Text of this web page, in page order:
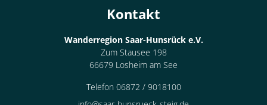
Kontakt
Wanderregion Saar-Hunsrück e.V.
Zum Stausee 198
66679 Losheim am See
Telefon 06872 / 9018100